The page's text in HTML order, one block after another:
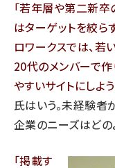
「若年層や第二新卒
はターゲットを絞ら
ロワークスでは、若
20代のメンバーで
やすいサイトにしよ
氏はいう。未経験者
企業のニーズはどの
「掲載す